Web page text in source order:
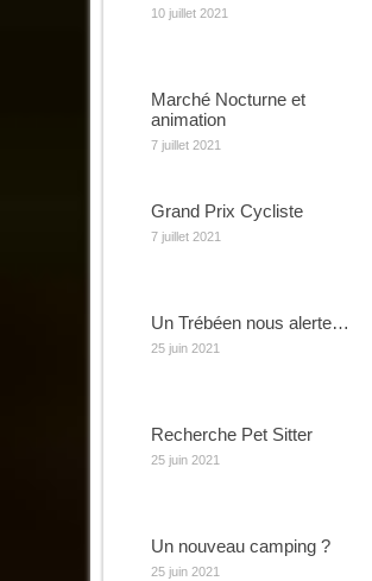
10 juillet 2021
Marché Nocturne et
animation
7 juillet 2021
Grand Prix Cycliste
7 juillet 2021
Un Trébéen nous alerte…
25 juin 2021
Recherche Pet Sitter
25 juin 2021
Un nouveau camping ?
25 juin 2021